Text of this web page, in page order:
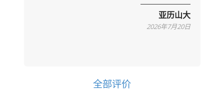
亚历山大
2026年7月20日
全部评价